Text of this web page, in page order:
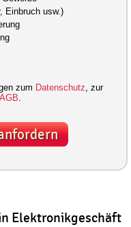
Einbruch usw.)
zum Datenschutz , zur
AGB.
Elektronikgeschäft